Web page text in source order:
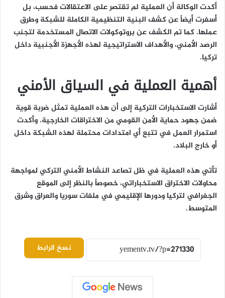
أكدت الوكالة أن العملية لم تقتصر على الاعتقالات فحسب، بل
أسفرت أيضاً عن كشف البنية التنظيمية الكاملة للشبكة وطرق
عملها. كما تم الكشف عن بروتوكولات الاتصال المستخدمة لتجنب
الرصد الأمني، والأهداف الاستراتيجية لهذه الأجهزة الأجنبية داخل
تركيا.
أهمية العملية في السياق الأمني
أشارت الاستخبارات التركية إلى أن هذه العملية تمثل ضربة قوية
ضمن جهود حماية الأمن القومي من الاختراقات الخارجية. وأكدت
استمرار العمل في تتبع أي امتدادات محتملة لهذه الشبكة داخل
أو خارج البلاد.
تأتي هذه العملية في ظل تصاعد النشاط الأمني التركي لمواجهة
محاولات الاختراق الاستخباراتي، خصوصاً بالنظر إلى الموقع
الجغرافي لتركيا ودورها الإقليمي في ملفات سوريا والعراق وشرق
المتوسط.
نسخ الرابط